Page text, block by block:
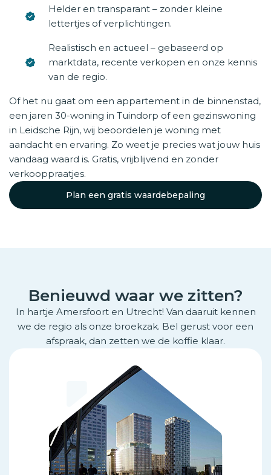
Helder en transparant – zonder kleine
lettertjes of verplichtingen.
Realistisch en actueel – gebaseerd op
marktdata, recente verkopen en onze kennis
van de regio.
Of het nu gaat om een appartement in de binnenstad,
een jaren 30-woning in Tuindorp of een gezinswoning
in Leidsche Rijn, wij beoordelen je woning met
aandacht en ervaring. Zo weet je precies wat jouw huis
vandaag waard is. Gratis, vrijblijvend en zonder
verkooppraatjes.
Plan een gratis waardebepaling
Benieuwd waar we zitten?
In hartje Amersfoort en Utrecht! Van daaruit kennen
we de regio als onze broekzak. Bel gerust voor een
afspraak, dan zetten we de koffie klaar.